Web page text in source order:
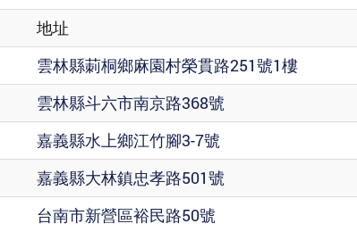
地址
雲林縣莿桐鄉麻園村榮貫路251號1樓
雲林縣斗六市南京路368號
嘉義縣水上鄉江竹腳3-7號
嘉義縣大林鎮忠孝路501號
台南市新營區裕民路50號